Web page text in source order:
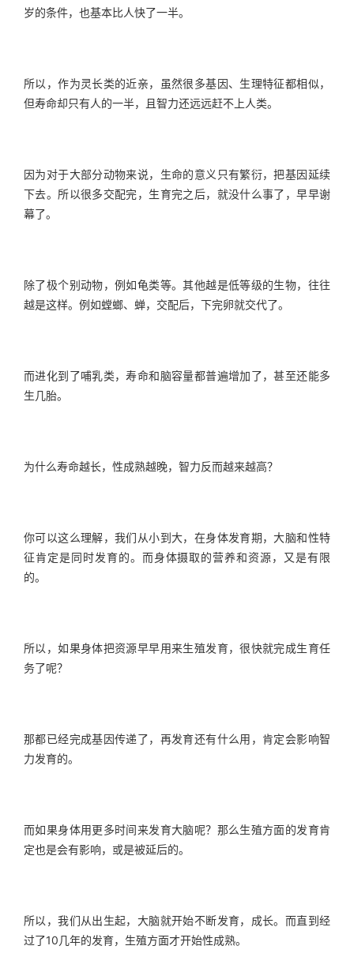
岁的条件，也基本比人快了一半。
所以，作为灵长类的近亲，虽然很多基因、生理特征都相似，
但寿命却只有人的一半，且智力还远远赶不上人类。
因为对于大部分动物来说，生命的意义只有繁衍，把基因延续
下去。所以很多交配完，生育完之后，就没什么事了，早早谢
幕了。
除了极个别动物，例如龟类等。其他越是低等级的生物，往往
越是这样。例如螳螂、蝉，交配后，下完卵就交代了。
而进化到了哺乳类，寿命和脑容量都普遍增加了，甚至还能多
生几胎。
为什么寿命越长，性成熟越晚，智力反而越来越高？
你可以这么理解，我们从小到大，在身体发育期，大脑和性特
征肯定是同时发育的。而身体摄取的营养和资源，又是有限
的。
所以，如果身体把资源早早用来生殖发育，很快就完成生育任
务了呢？
那都已经完成基因传递了，再发育还有什么用，肯定会影响智
力发育的。
而如果身体用更多时间来发育大脑呢？那么生殖方面的发育肯
定也是会有影响，或是被延后的。
所以，我们从出生起，大脑就开始不断发育，成长。而直到经
过了10几年的发育，生殖方面才开始性成熟。